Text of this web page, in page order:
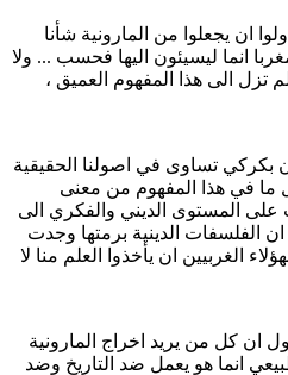
ان يجعلوا من المارونية شأنا
انما ليسيئون اليها فحسب ... ولا
تزل الى هذا المفهوم العميق ،
بكركي تساوى في اصولنا الحقيقية
ما في هذا المفهوم من معنى
المستوى الديني والفكري الى
الفلسفات الدينية برمتها وجدت
الغربيين ان يأخذوا العلم منا لا
ان كل من يريد اخراج المارونية
انما هو يعمل ضد التاريخ وضد